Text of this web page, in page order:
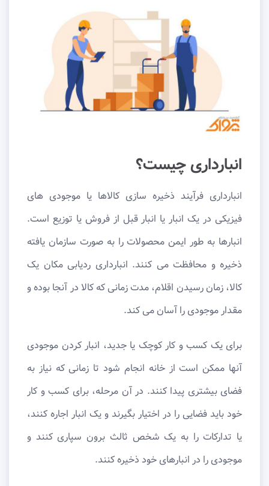
انبارداری چیست؟
انبارداری فرآیند ذخیره سازی کالاها یا موجودی های
فیزیکی در یک انبار یا انبار قبل از فروش یا توزیع است.
انبارها به ‌طور ایمن محصولات را به‌ صورت سازمان ‌یافته
ذخیره و محافظت می ‌کنند. انبارداری ردیابی مکان یک
کالا، زمان رسیدن اقلام، مدت زمانی که کالا در آنجا بوده و
مقدار موجودی را آسان می ‌کند.
برای یک کسب و کار کوچک یا جدید، انبار کردن موجودی
آنها ممکن است از خانه انجام شود تا زمانی که نیاز به
فضای بیشتری پیدا کنند. در آن مرحله، برای کسب و کار
خود باید فضایی را در اختیار بگیرند و یک انبار اجاره کنند،
یا تدارکات را به یک شخص ثالث برون سپاری کنند و
موجودی را در انبارهای خود ذخیره کنند.